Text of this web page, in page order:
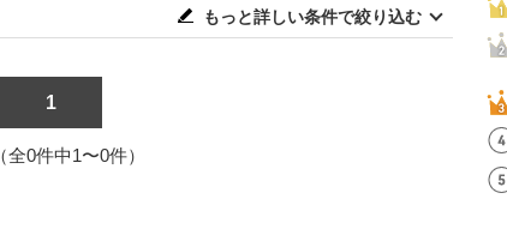
もっと詳しい条件で絞り込む
1
全0件中1〜0件）